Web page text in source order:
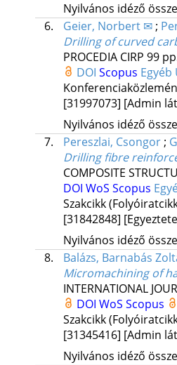
Nyilvános idéző
6.
Geier, Norbert ✉;
Drilling of curved
PROCEDIA CIRP 99
DOI Scopus Egyéb
[31997073] [Admin
Nyilvános idéző
7.
Pereszlai, Csongor;
Drilling fibre
COMPOSITE
DOI WoS Scopus
Szakcikk
[31842848]
Nyilvános idéző
8.
Balázs, Barnabás
Micromachining of
INTERNATIONAL
DOI WoS Scopus
Szakcikk
[31345416] [Admin
Nyilvános idéző